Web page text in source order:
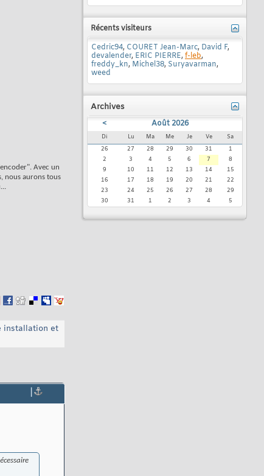
Avec un
nous aurons tous
installation et
Récents visiteurs
Cedric94, COURET Jean-Marc, David F,
devalender, ERIC PIERRE, f-leb,
freddy_kn, Michel38, Suryavarman,
weed
Archives
< Août 2026
Di Lu Ma Me Je Ve
Sa
26
27 28 29 30 31
1
2
3 4 5 6 7
8
9
10 11 12 13 14
15
16
17 18 19 20 21
22
23
24 25 26 27 28
29
30
31 1 2 3 4 5